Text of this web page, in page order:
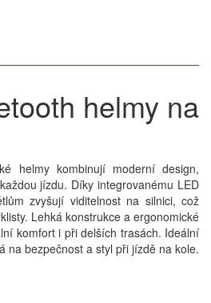
helmy na
helmy kombinují moderní design,
jízdu. Díky integrovanému LED
zvyšují viditelnost na silnici, což
Lehká konstrukce a ergonomické
komfort i při delších trasách. Ideální
na bezpečnost a styl při jízdě na kole.